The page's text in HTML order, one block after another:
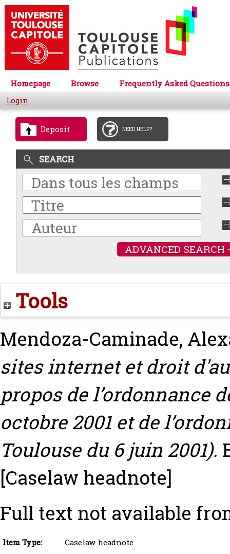
Homepage Browse
Frequently Asked Questions
Login
Deposit NEED HELP?
SEARCH
ADVANCED SEARCH
Tools
Mendoza-Caminade,
sites internet et droit
propos de l’ordonnance
octobre 2001 et de
Toulouse du 6 juin 2001).
[Caselaw headnote]
Full text not available
Item Type:
Caselaw headnote